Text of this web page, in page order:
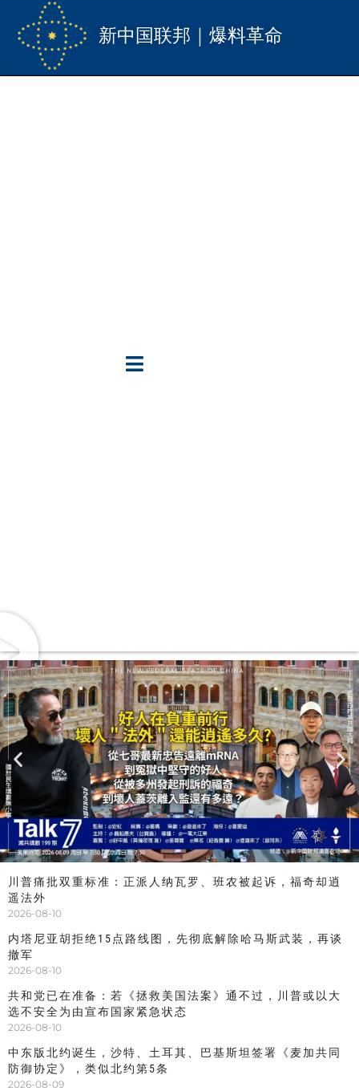
新中国联邦｜爆料革命
川普痛批双重标准：正派人纳瓦罗、班农被起诉，福奇却逍
遥法外
2026-08-10
内塔尼亚胡拒绝15点路线图，先彻底解除哈马斯武装，再谈
撤军
2026-08-10
共和党已在准备：若《拯救美国法案》通不过，川普或以大
选不安全为由宣布国家紧急状态
2026-08-10
中东版北约诞生，沙特、土耳其、巴基斯坦签署《麦加共同
防御协定》，类似北约第5条
2026-08-09